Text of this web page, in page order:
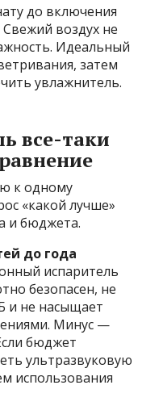
до включения
воздух не
Идеальный
затем
увлажнитель.
все-таки
к одному
«какой лучше»
и бюджета.
до года
испаритель
безопасен, не
и не насыщает
Минус —
бюджет
ультразвуковую
использования